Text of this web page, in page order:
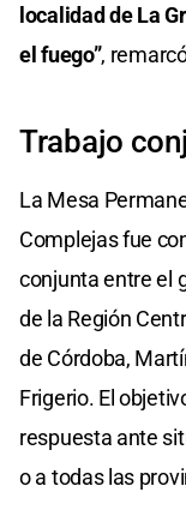
localidad de La
el fuego”,
Trabajo
La Mesa
Complejas fue
conjunta entre el
de la Región
de Córdoba,
Frigerio. El
respuesta ante
o a todas las